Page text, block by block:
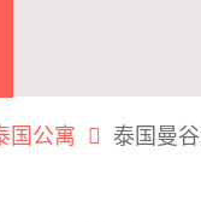
国公寓 泰国曼